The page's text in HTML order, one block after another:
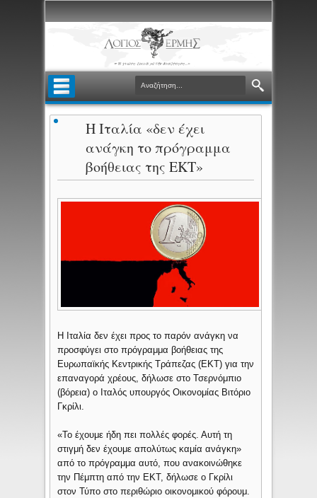
Η Ιταλία «δεν έχει
ανάγκη το πρόγραμμα
βοήθειας της ΕΚΤ»
Η Ιταλία δεν έχει προς το παρόν ανάγκη να
προσφύγει στο πρόγραμμα βοήθειας της
Ευρωπαϊκής Κεντρικής Τράπεζας (ΕΚΤ) για την
επαναγορά χρέους, δήλωσε στο Τσερνόμπιο
(βόρεια) ο Ιταλός υπουργός Οικονομίας Βιτόριο
Γκρίλι.
«Το έχουμε ήδη πει πολλές φορές. Αυτή τη
στιγμή δεν έχουμε απολύτως καμία ανάγκη»
από το πρόγραμμα αυτό, που ανακοινώθηκε
την Πέμπτη από την ΕΚΤ, δήλωσε ο Γκρίλι
στον Τύπο στο περιθώριο οικονομικού φόρουμ.